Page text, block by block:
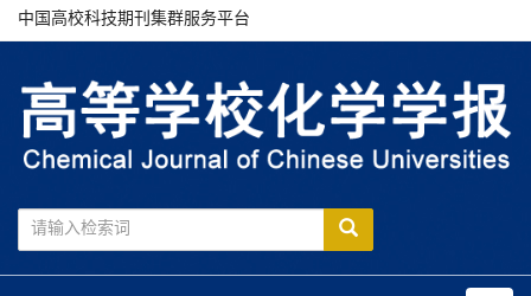
中国高校科技期刊集群服务平台